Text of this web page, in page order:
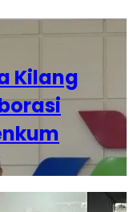
Kilang